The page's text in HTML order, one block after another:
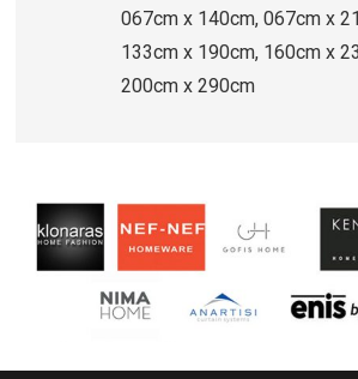
067cm x 140cm, 067cm x
133cm x 190cm, 160cm x
200cm x 290cm